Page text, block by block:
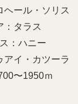
ール・ソリス
：タラス
：ハニー
アイ・カツーラ
〜1950ｍ